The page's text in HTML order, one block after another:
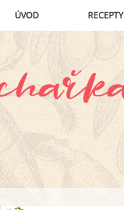
ÚVOD RECEPTY